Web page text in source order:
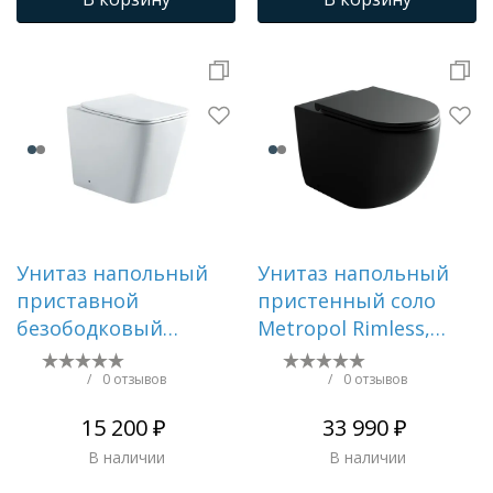
плавного
закрывания, крепеж
закрывания, крепеж
Унитаз напольный
приставной
безободковый
AQUATEK ЛИБРА
AQ1908N-00
горизонтальный
выпуск, тонкое
/ 0 отзывов
15 200 ₽
В наличии
Унитаз напольный
пристенный соло
Metropol Rimless,
глубокий смыв,
горизонтальный
/ 0 отзывов
33 990 ₽
В наличии